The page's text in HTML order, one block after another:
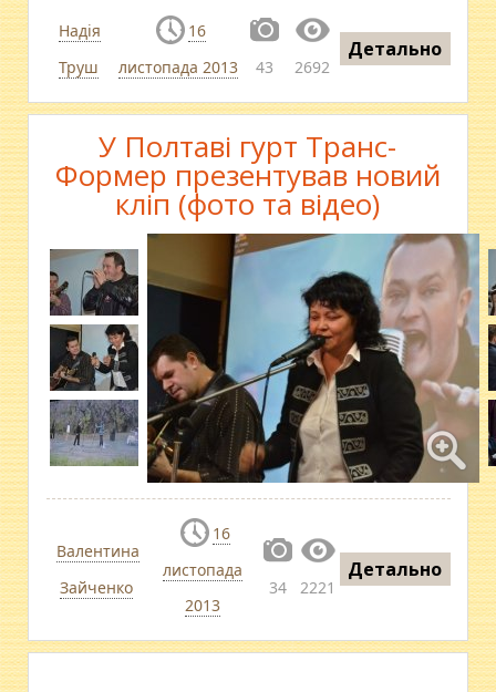
Надія
Труш
16
листопада 2013
43 2692
Детально
У Полтаві гурт Транс-
Формер презентував новий
кліп (фото та відео)
Валентина
Зайченко
16
листопада
2013
34 2221
Детально